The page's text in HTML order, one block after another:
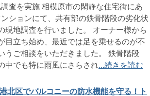
査を実施 相模原市の閑静な住宅街にあ
ンションにて、共有部の鉄骨階段の劣化状
現地調査を行いました。 オーナー様から
目立ち始め、最近では足を乗せるのが不
うご相談をいただきました。 鉄骨階段
中でも特に雨風にさらされ...続きを読む
北区でバルコニーの防水機能を守る！ト